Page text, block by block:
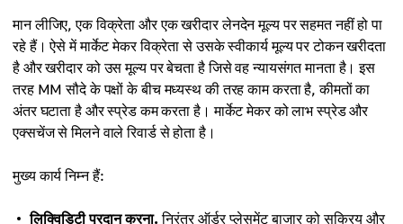
मान लीजिए, एक विक्रेता और एक खरीदार लेनदेन मूल्य पर सहमत नहीं हो पा
रहे हैं। ऐसे में मार्केट मेकर विक्रेता से उसके स्वीकार्य मूल्य पर टोकन खरीदता
है और खरीदार को उस मूल्य पर बेचता है जिसे वह न्यायसंगत मानता है। इस
तरह MM सौदे के पक्षों के बीच मध्यस्थ की तरह काम करता है, कीमतों का
अंतर घटाता है और स्प्रेड कम करता है। मार्केट मेकर को लाभ स्प्रेड और
एक्सचेंज से मिलने वाले रिवार्ड से होता है।
मुख्य कार्य निम्न हैं:
लिक्विडिटी प्रदान करना. निरंतर ऑर्डर प्लेसमेंट बाजार को सक्रिय और